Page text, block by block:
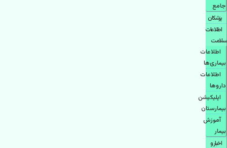
جامع
پزشكان
اطلاعات
سلامت
اطلاعات
بیماری‌ها
اطلاعات
دارو‌ها
اپليكيشن
بيمارستان
آموزش
بیمار
اخبار و